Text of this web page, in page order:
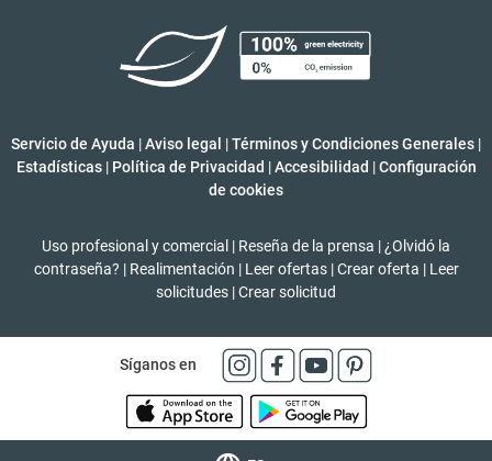
Servicio de Ayuda |Aviso legal |Términos y Condiciones Generales |
Estadísticas | Política de Privacidad | Accesibilidad | Configuración
de cookies
Uso profesional y comercial | Reseña de la prensa | ¿Olvidó la
contraseña? | Realimentación | Leer ofertas | Crear oferta | Leer
solicitudes |Crear solicitud
Síganos en